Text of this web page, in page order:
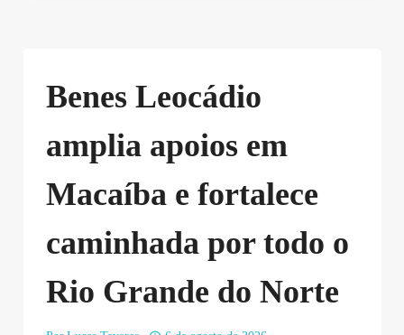
Benes Leocádio
amplia apoios em
Macaíba e fortalece
caminhada por todo o
Rio Grande do Norte